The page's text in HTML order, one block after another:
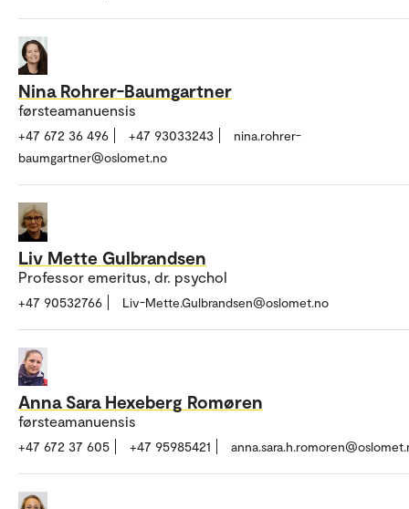
Nina Rohrer-Baumgartner
førsteamanuensis
+47 672 36 496 +47 93033243
nina.rohrer-
baumgartner@oslomet.no
Liv Mette Gulbrandsen
Professor emeritus, dr. psychol
+47 90532766 Liv-Mette.Gulbrandsen@oslomet.no
Anna Sara Hexeberg Romøren
førsteamanuensis
+47 672 37 605 +47 95985421